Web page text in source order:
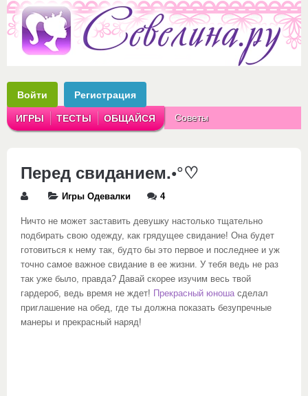
Войти Регистрация
ИГРЫ ТЕСТЫ ОБЩАЙСЯ Советы
Перед свиданием.•°♡
Игры Одевалки 4
Ничто не может заставить девушку настолько тщательно
подбирать свою одежду, как грядущее свидание! Она будет
готовиться к нему так, будто бы это первое и последнее и уж
точно самое важное свидание в ее жизни. У тебя ведь не раз
так уже было, правда? Давай скорее изучим весь твой
гардероб, ведь время не ждет!
Прекрасный юношасделал
приглашение на обед, где ты должна показать безупречные
манеры и прекрасный наряд!